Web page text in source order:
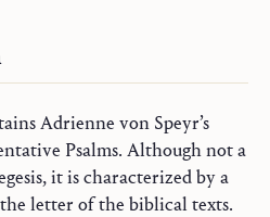
Adrienne von Speyr’s
Psalms. Although not a
it is characterized by a
letter of the biblical texts.